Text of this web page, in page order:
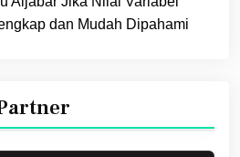
dan Mudah Dipahami